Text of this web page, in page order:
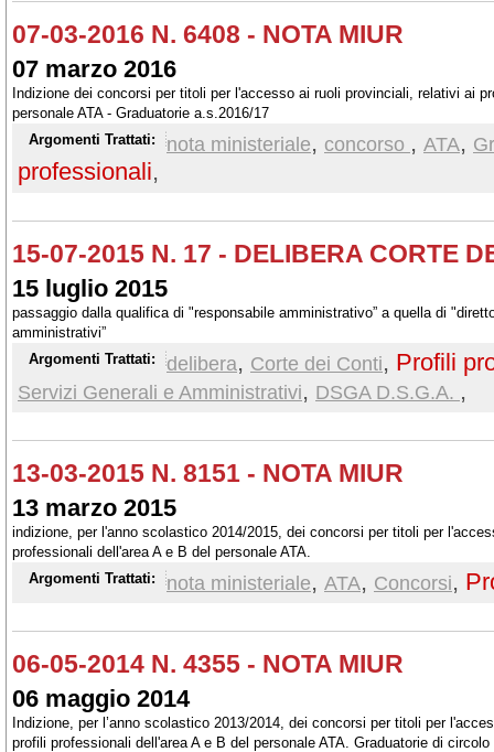
07-03-2016 N. 6408 - NOTA MIUR
07 marzo 2016
Indizione dei concorsi per titoli per l'accesso ai ruoli provinciali, relativi ai
personale ATA - Graduatorie a.s.2016/17
Argomenti Trattati:
nota ministeriale, concorso , ATA,
professionali,
15-07-2015 N. 17 - DELIBERA CORTE
15 luglio 2015
passaggio dalla qualifica di "responsabile amministrativo” a quella di
amministrativi”
Argomenti Trattati:
delibera, Corte dei Conti, Profili
Servizi Generali e Amministrativi, DSGA D.S.G.A. ,
13-03-2015 N. 8151 - NOTA MIUR
13 marzo 2015
indizione, per l'anno scolastico 2014/2015, dei concorsi per titoli per
professionali dell'area A e B del personale ATA.
Argomenti Trattati:
nota ministeriale, ATA, Concorsi,
06-05-2014 N. 4355 - NOTA MIUR
06 maggio 2014
Indizione, per l’anno scolastico 2013/2014, dei concorsi per titoli per
profili professionali dell'area A e B del personale ATA. Graduatorie di